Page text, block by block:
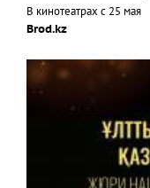
В кинотеатрах с 25 мая
Brod.kz